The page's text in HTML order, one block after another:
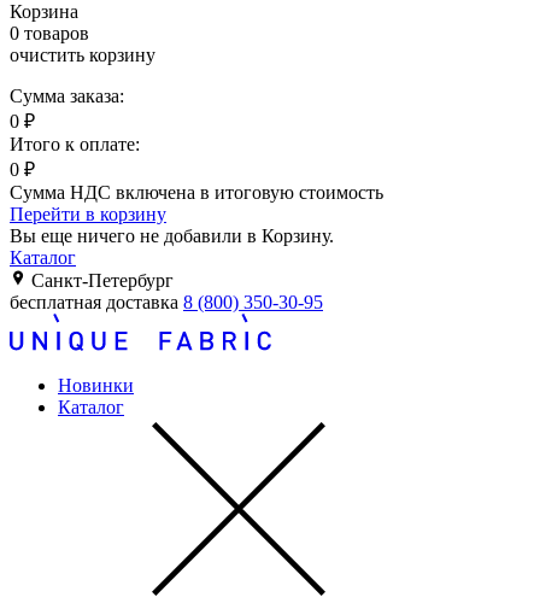
Корзина
0 товаров
очистить корзину
Сумма заказа:
0 ₽
Итого к оплате:
0 ₽
Сумма НДС включена в итоговую стоимость
Перейти в корзину
Вы еще ничего не добавили в Корзину.
Каталог
Санкт-Петербург
бесплатная доставка 8 (800) 350-30-95
Новинки
Каталог